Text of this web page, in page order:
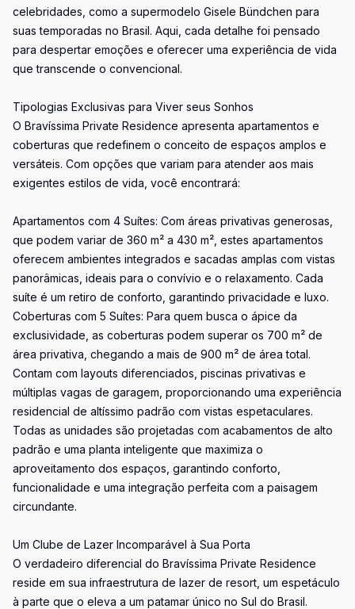
celebridades, como a supermodelo Gisele Bündchen para
suas temporadas no Brasil. Aqui, cada detalhe foi pensado
para despertar emoções e oferecer uma experiência de vida
que transcende o convencional.
Tipologias Exclusivas para Viver seus Sonhos
O Bravíssima Private Residence apresenta apartamentos e
coberturas que redefinem o conceito de espaços amplos e
versáteis. Com opções que variam para atender aos mais
exigentes estilos de vida, você encontrará:
Apartamentos com 4 Suítes: Com áreas privativas generosas,
que podem variar de 360 m² a 430 m², estes apartamentos
oferecem ambientes integrados e sacadas amplas com vistas
panorâmicas, ideais para o convívio e o relaxamento. Cada
suíte é um retiro de conforto, garantindo privacidade e luxo.
Coberturas com 5 Suítes: Para quem busca o ápice da
exclusividade, as coberturas podem superar os 700 m² de
área privativa, chegando a mais de 900 m² de área total.
Contam com layouts diferenciados, piscinas privativas e
múltiplas vagas de garagem, proporcionando uma experiência
residencial de altíssimo padrão com vistas espetaculares.
Todas as unidades são projetadas com acabamentos de alto
padrão e uma planta inteligente que maximiza o
aproveitamento dos espaços, garantindo conforto,
funcionalidade e uma integração perfeita com a paisagem
circundante.
Um Clube de Lazer Incomparável à Sua Porta
O verdadeiro diferencial do Bravíssima Private Residence
reside em sua infraestrutura de lazer de resort, um espetáculo
à parte que o eleva a um patamar único no Sul do Brasil.